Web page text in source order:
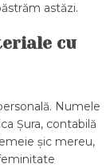
astăzi.
cu
Numele
Șura, contabilă
șic mereu,